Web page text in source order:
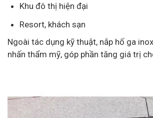
Khu đô thị hiện đại
Resort, khách sạn
Ngoài tác dụng kỹ thuật, nắp hố ga
nhấn thẩm mỹ, góp phần tăng giá trị